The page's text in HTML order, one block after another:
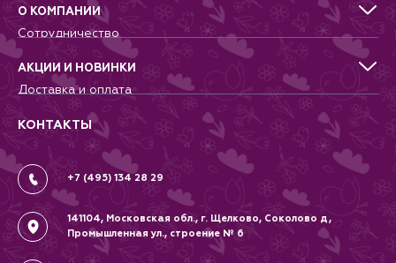
Для грызунов
Для птиц
Аквариумистика, пруд, море
Террариумистика
О КОМПАНИИ
Сотрудничество
Питомникам
Добрые дела
Новости
Контакты
Вопрос-Ответ
АКЦИИ И НОВИНКИ
Доставка и оплата
Гарантии и возврат
Вакансии
Политика
Соглашение
КОНТАКТЫ
+7 (495) 134 28 29
141104, Московская обл., г. Щелково, Соколово д,
Промышленная ул., строение № 6